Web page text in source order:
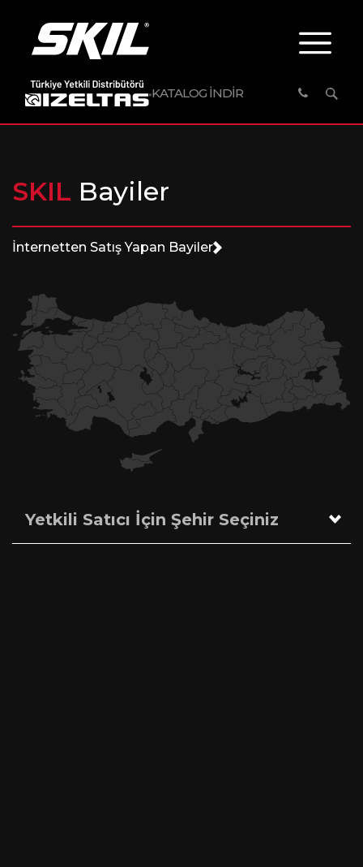
KATALOG İNDİR
SKIL Bayiler
İnternetten Satış Yapan Bayiler